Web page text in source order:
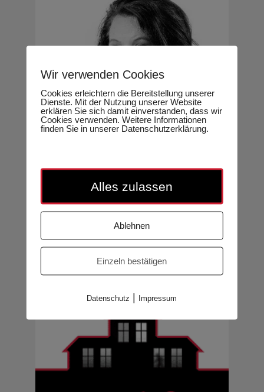
20.08.2026
Achtsam statt ausgeliefert – Wie
Kinder lernen, sicher durch die
Claudia Lotter
Wir verwenden Cookies
Cookies erleichtern die Bereitstellung unserer
Dienste. Mit der Nutzung unserer Website
erklären Sie sich damit einverstanden, dass wir
Cookies verwenden. Weitere Informationen
finden Sie in unserer Datenschutzerklärung.
Alles zulassen
Ablehnen
Einzeln bestätigen
Datenschutz | Impressum